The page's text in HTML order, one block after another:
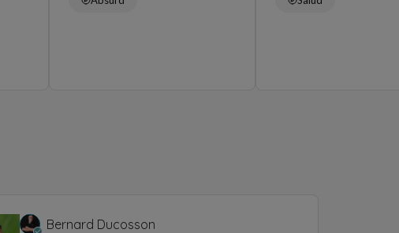
Bernard Ducosson